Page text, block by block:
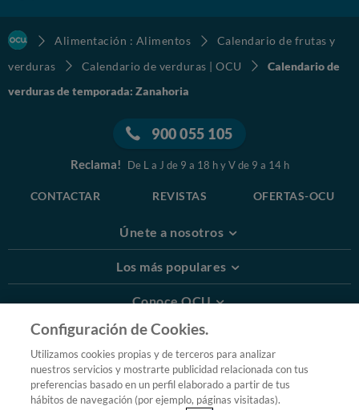
Alimentación : Alimentos
Calendario de frutas y
verduras
Calendario de verduras | OCU
Calendario de
verduras de temporada: Zanahoria
900 055 105
Reclama! De L a J de 9 a 18 h y V de 9 a 14 h
CONTACTAR REVISTAS OFERTAS-OCU
Únete a nosotros
Los más populares
Conoce OCU
Más Información
© 2026 OCU
Condiciones generales de contratación de OCU
Configuración de Cookies.
Utilizamos cookies propias y de terceros para analizar
nuestros servicios y mostrarte publicidad relacionada con tus
preferencias basado en un perfil elaborado a partir de tus
hábitos de navegación (por ejemplo, páginas visitadas).